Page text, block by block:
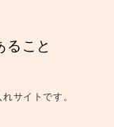
ること
サイトです。